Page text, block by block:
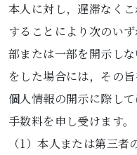
本人に対し，遅滞なく
することにより次のい
部または一部を開示し
をした場合には，その
個人情報の開示に際し
手数料を申し受けます。
（1）本人または第三